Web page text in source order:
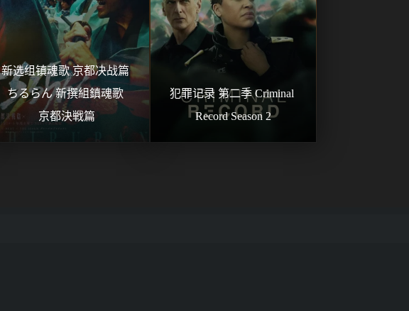
新选组镇魂歌 京都决战篇
ちるらん 新撰組鎮魂歌
京都決戦篇
犯罪记录 第二季 Criminal
Record Season 2